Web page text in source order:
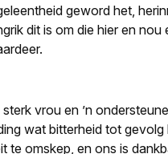
geword het,
dit is om die hier en nou
sterk vrou en ’n
wat bitterheid tot gevolg
te omskep, en ons is